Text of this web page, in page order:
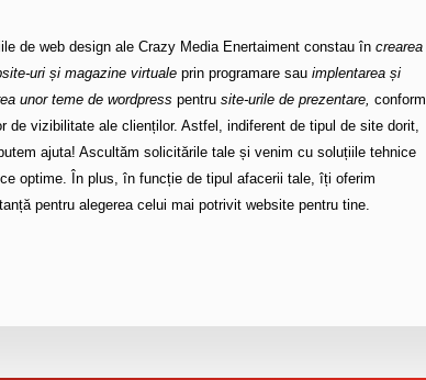
de web design ale Crazy Media Enertaiment constau în crearea
uri și magazine virtuale prin programare sau implentarea și
unor teme de wordpress pentru site-urile de prezentare, conform
de vizibilitate ale clienților. Astfel, indiferent de tipul de site dorit,
ajuta! Ascultăm solicitările tale și venim cu soluțiile tehnice
optime. În plus, în funcție de tipul afacerii tale, îți oferim
pentru alegerea celui mai potrivit website pentru tine.